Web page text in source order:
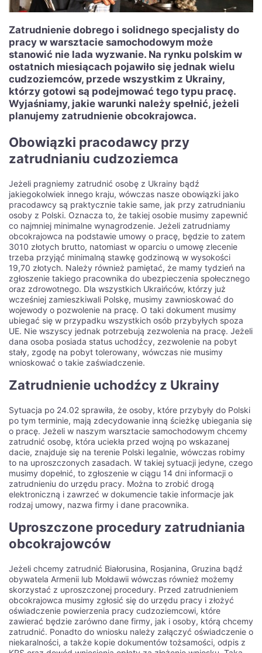
Zatrudnienie dobrego i solidnego specjalisty do
pracy w warsztacie samochodowym może
stanowić nie lada wyzwanie. Na rynku polskim w
ostatnich miesiącach pojawiło się jednak wielu
cudzoziemców, przede wszystkim z Ukrainy,
którzy gotowi są podejmować tego typu pracę.
Wyjaśniamy, jakie warunki należy spełnić, jeżeli
planujemy zatrudnienie obcokrajowca.
Obowiązki pracodawcy przy
zatrudnianiu cudzoziemca
Jeżeli pragniemy zatrudnić osobę z Ukrainy bądź
jakiegokolwiek innego kraju, wówczas nasze obowiązki jako
pracodawcy są praktycznie takie same, jak przy zatrudnianiu
osoby z Polski. Oznacza to, że takiej osobie musimy zapewnić
co najmniej minimalne wynagrodzenie. Jeżeli zatrudniamy
obcokrajowca na podstawie umowy o pracę, będzie to zatem
3010 złotych brutto, natomiast w oparciu o umowę zlecenie
trzeba przyjąć minimalną stawkę godzinową w wysokości
19,70 złotych. Należy również pamiętać, że mamy tydzień na
zgłoszenie takiego pracownika do ubezpieczenia społecznego
oraz zdrowotnego. Dla wszystkich Ukraińców, którzy już
wcześniej zamieszkiwali Polskę, musimy zawnioskować do
wojewody o pozwolenie na pracę. O taki dokument musimy
ubiegać się w przypadku wszystkich osób przybyłych spoza
UE. Nie wszyscy jednak potrzebują zezwolenia na pracę. Jeżeli
dana osoba posiada status uchodźcy, zezwolenie na pobyt
stały, zgodę na pobyt tolerowany, wówczas nie musimy
wnioskować o takie zaświadczenie.
Zatrudnienie uchodźcy z Ukrainy
Sytuacja po 24.02 sprawiła, że osoby, które przybyły do Polski
po tym terminie, mają zdecydowanie inną ścieżkę ubiegania się
o pracę. Jeżeli w naszym warsztacie samochodowym chcemy
zatrudnić osobę, która uciekła przed wojną po wskazanej
dacie, znajduje się na terenie Polski legalnie, wówczas robimy
to na uproszczonych zasadach. W takiej sytuacji jedyne, czego
musimy dopełnić, to zgłoszenie w ciągu 14 dni informacji o
zatrudnieniu do urzędu pracy. Można to zrobić drogą
elektroniczną i zawrzeć w dokumencie takie informacje jak
rodzaj umowy, nazwa firmy i dane pracownika.
Uproszczone procedury zatrudniania
obcokrajowców
Jeżeli chcemy zatrudnić Białorusina, Rosjanina, Gruzina bądź
obywatela Armenii lub Mołdawii wówczas również możemy
skorzystać z uproszczonej procedury. Przed zatrudnieniem
obcokrajowca musimy zgłosić się do urzędu pracy i złożyć
oświadczenie powierzenia pracy cudzoziemcowi, które
zawierać będzie zarówno dane firmy, jak i osoby, którą chcemy
zatrudnić. Ponadto do wniosku należy załączyć oświadczenie o
niekaralności, a także kopie dokumentów tożsamości, odpis z